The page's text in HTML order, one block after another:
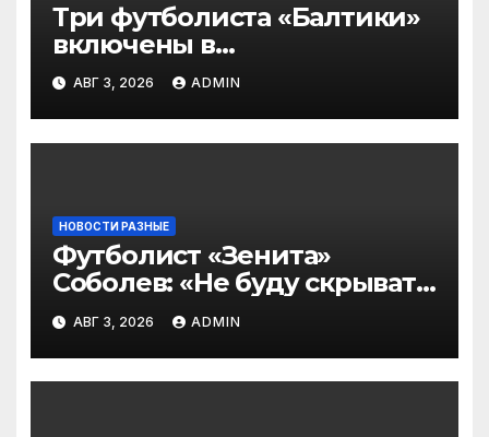
Три футболиста «Балтики»
включены в
символическую сборную
2‑го тура РПЛ по версии
подписчиков МАТЧ
ПРЕМЬЕР
АВГ 3, 2026 ADMIN
НОВОСТИ РАЗНЫЕ
Футболист «Зенита»
Соболев: «Не буду скрывать
— в Оренбурге всегда
тяжело играть»
АВГ 3, 2026 ADMIN